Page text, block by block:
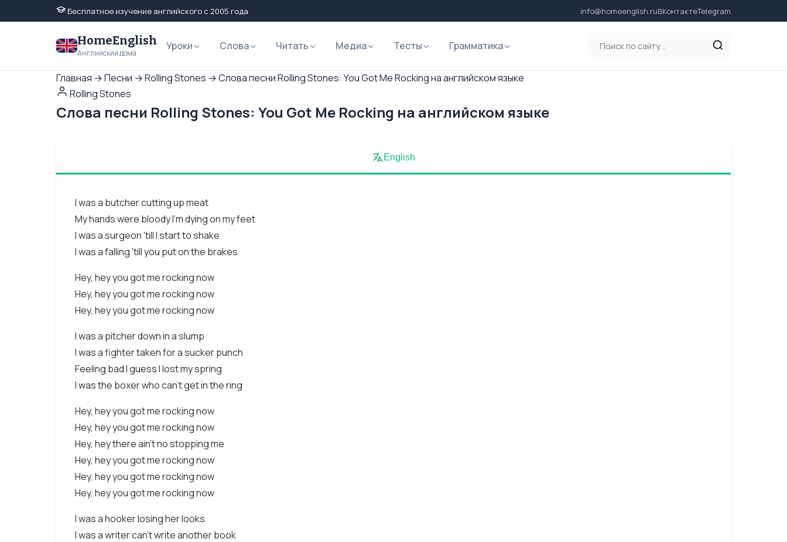
Бесплатное изучение английского с 2005 года info@homeenglish.ruВКонтактеTelegram
HomeEnglish
Английский дома
Уроки Слова Читать Медиа Тесты Грамматика
Главная →Песни →Rolling Stones →Слова песни Rolling Stones: You Got Me Rocking на английском языке
Rolling Stones
Слова песни Rolling Stones: You Got Me Rocking на английском языке
English
I was a butcher cutting up meat
My hands were bloody I'm dying on my feet
I was a surgeon 'till I start to shake
I was a falling 'till you put on the brakes
Hey, hey you got me rocking now
Hey, hey you got me rocking now
Hey, hey you got me rocking now
I was a pitcher down in a slump
I was a fighter taken for a sucker punch
Feeling bad I guess I lost my spring
I was the boxer who can't get in the ring
Hey, hey you got me rocking now
Hey, hey you got me rocking now
Hey, hey there ain't no stopping me
Hey, hey you got me rocking now
Hey, hey you got me rocking now
Hey, hey you got me rocking now
I was a hooker losing her looks
I was a writer can't write another book